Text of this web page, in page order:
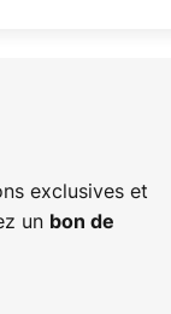
exclusives et
un bon de